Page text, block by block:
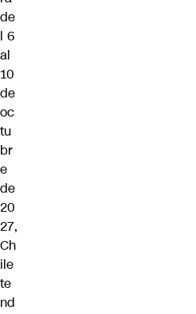
de
l 6
al
10
de
oc
tu
br
e
de
20
27,
Ch
ile
te
nd